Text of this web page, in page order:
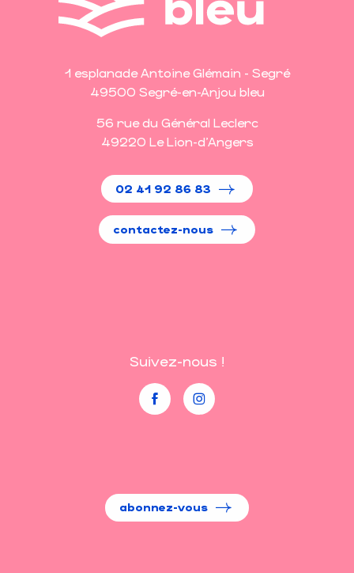
1 esplanade Antoine Glémain - Segré
49500 Segré-en-Anjou bleu
56 rue du Général Leclerc
49220 Le Lion-d'Angers
02 41 92 86 83
contactez-nous
Suivez-nous !
abonnez-vous